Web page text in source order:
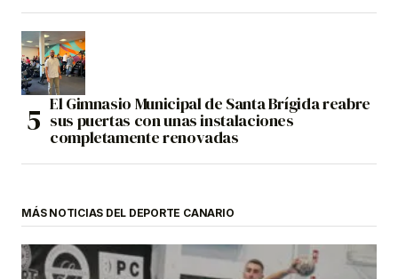
El Gimnasio Municipal de Santa Brígida reabre
sus puertas con unas instalaciones
completamente renovadas
MÁS NOTICIAS DEL DEPORTE CANARIO